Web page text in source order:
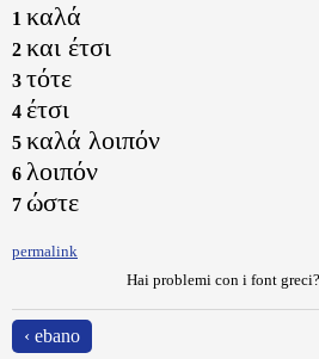
1 καλά
2 και έτσι
3 τότε
4 έτσι
5 καλά λοιπόν
6 λοιπόν
7 ώστε
permalink
Hai problemi con i font greci?
‹ ebano